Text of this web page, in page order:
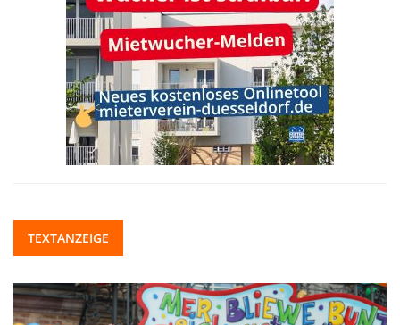
TEXTANZEIGE